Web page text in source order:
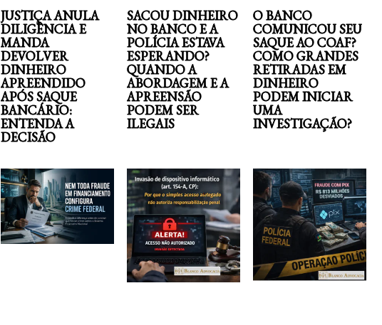
JUSTIÇA ANULA
DILIGÊNCIA E
MANDA
DEVOLVER
DINHEIRO
APREENDIDO
APÓS SAQUE
BANCÁRIO:
ENTENDA A
DECISÃO
SACOU DINHEIRO
NO BANCO E A
POLÍCIA ESTAVA
ESPERANDO?
QUANDO A
ABORDAGEM E A
APREENSÃO
PODEM SER
ILEGAIS
O BANCO
COMUNICOU SEU
SAQUE AO COAF?
COMO GRANDES
RETIRADAS EM
DINHEIRO
PODEM INICIAR
UMA
INVESTIGAÇÃO?